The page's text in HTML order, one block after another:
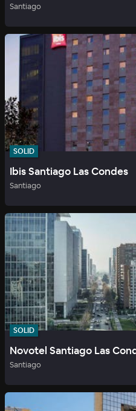
Santiago
SOLID
Ibis Santiago Las Condes
Santiago
SOLID
Novotel Santiago Las
Santiago